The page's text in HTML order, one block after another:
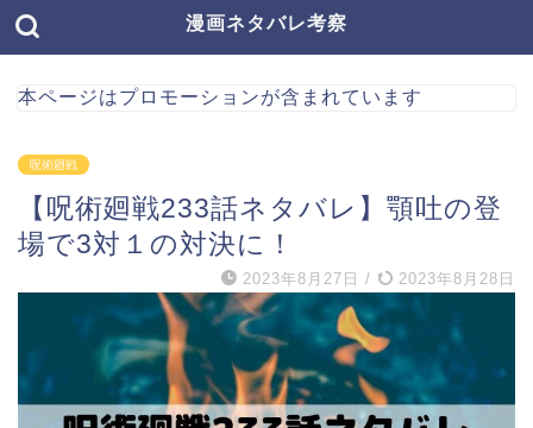
漫画ネタバレ考察
本ページはプロモーションが含まれています
呪術廻戦
【呪術廻戦233話ネタバレ】顎吐の登
場で3対１の対決に！
2023年8月27日 / 2023年8月28日